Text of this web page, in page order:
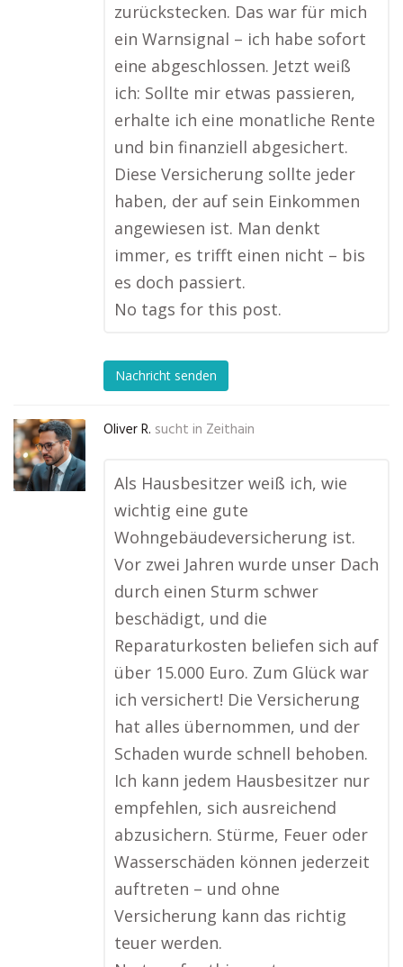
zurückstecken. Das war für mich
ein Warnsignal – ich habe sofort
eine abgeschlossen. Jetzt weiß
ich: Sollte mir etwas passieren,
erhalte ich eine monatliche Rente
und bin finanziell abgesichert.
Diese Versicherung sollte jeder
haben, der auf sein Einkommen
angewiesen ist. Man denkt
immer, es trifft einen nicht – bis
es doch passiert.
No tags for this post.
Nachricht senden
Oliver R. sucht in Zeithain
Als Hausbesitzer weiß ich, wie
wichtig eine gute
Wohngebäudeversicherung ist.
Vor zwei Jahren wurde unser Dach
durch einen Sturm schwer
beschädigt, und die
Reparaturkosten beliefen sich auf
über 15.000 Euro. Zum Glück war
ich versichert! Die Versicherung
hat alles übernommen, und der
Schaden wurde schnell behoben.
Ich kann jedem Hausbesitzer nur
empfehlen, sich ausreichend
abzusichern. Stürme, Feuer oder
Wasserschäden können jederzeit
auftreten – und ohne
Versicherung kann das richtig
teuer werden.